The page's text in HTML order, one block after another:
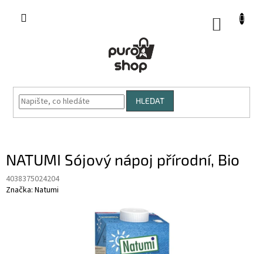
HLEDAT
NATUMI Sójový nápoj přírodní, Bio
4038375024204
Značka: Natumi